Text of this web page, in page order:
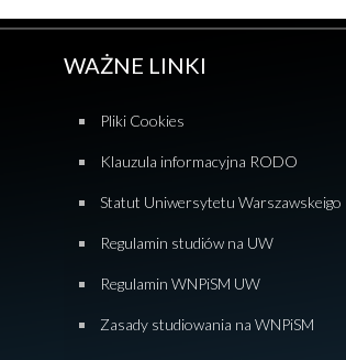
WAŻNE LINKI
Pliki Cookies
Klauzula informacyjna RODO
Statut Uniwersytetu Warszawskeigo
Regulamin studiów na UW
Regulamin WNPiSM UW
Zasady studiowania na WNPiSM